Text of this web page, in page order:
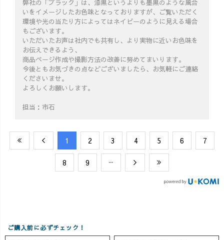
弊社の「ブラック」は、漆黒というよりも墨黒のような風合
いをイメージしたお色味となっておりますが、ご覧いただく
環境や光の当たり方によってはネイビーのように見える場合
もございます。
いただいたお声は社内でも共有し、より実物に近いお色味を
お伝えできるよう、
商品ページ作成や撮影方法の改善に努めてまいります。
今後ともお気づきの点などございましたら、お気軽にご連絡
くださいませ。
よろしくお願いします。
担当：市石
​1 ​2 ​3 ​4 ​5 ​6 ​7
​8 ​9
ご購入前に必ずチェック！